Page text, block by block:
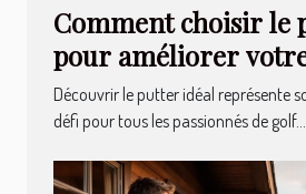
Comment choisir le
pour améliorer
Découvrir le putter idéal représente
défi pour tous les passionnés de golf....